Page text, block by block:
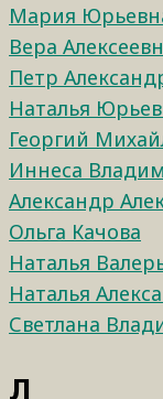
Мария
Вера
Петр
Наталья
Георгий
Иннеса
Александр
Ольга Качова
Наталья
Наталья
Светлана
Л